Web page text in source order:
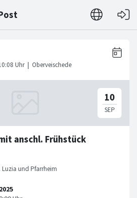
anschl. Frühstück
Luzia und Pfarrheim